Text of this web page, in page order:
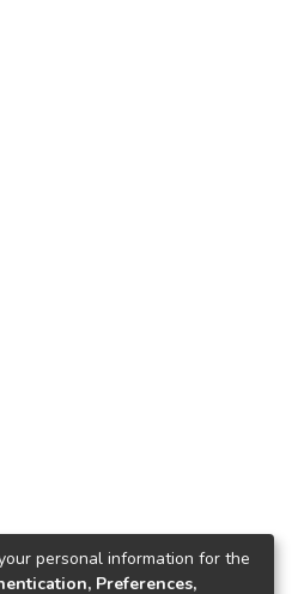
personal information for the
Preferences,